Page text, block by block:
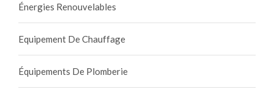
Énergies Renouvelables
Equipement De Chauffage
Équipements De Plomberie